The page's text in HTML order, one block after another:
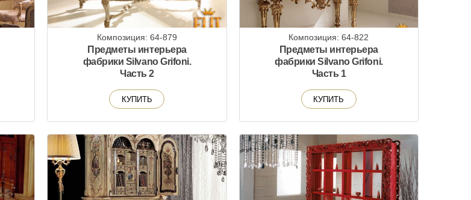
Композиция: 64-879
Предметы интерьера
фабрики Silvano Grifoni.
Часть 2
КУПИТЬ
Композиция: 64-822
Предметы интерьера
фабрики Silvano Grifoni.
Часть 1
КУПИТЬ